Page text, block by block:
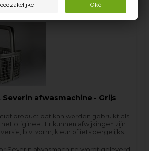
2-3 weekdagen.
afwasmachine - Grijs
product dat kan worden gebruikt als
origineel. Er kunnen afwijkingen zijn
b.v. vorm, kleur of iets dergelijks.
Severin afwasmachine wordt geleverd